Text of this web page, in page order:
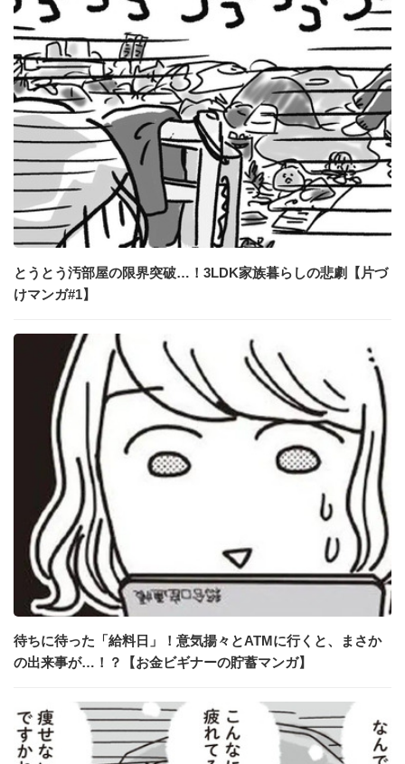
とうとう汚部屋の限界突破…！3LDK家族暮らしの悲劇【片づ
けマンガ#1】
待ちに待った「給料日」！意気揚々とATMに行くと、まさか
の出来事が…！？【お金ビギナーの貯蓄マンガ】